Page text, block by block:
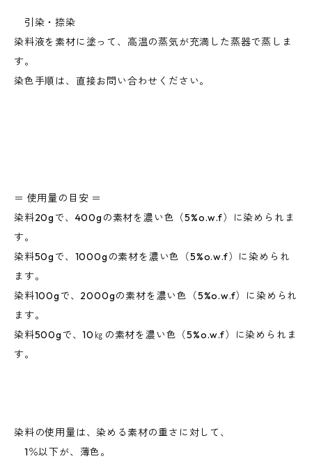
引染・捺染
染料液を素材に塗って、高温の蒸気が充満した蒸器で蒸しま
す。
染色手順は、直接お問い合わせください。
＝ 使用量の目安 ＝
染料20gで、400gの素材を濃い色（5%o.w.f）に染められま
す。
染料50gで、1000gの素材を濃い色（5%o.w.f）に染められ
ます。
染料100gで、2000gの素材を濃い色（5%o.w.f）に染められ
ます。
染料500gで、10㎏の素材を濃い色（5%o.w.f）に染められま
す。
染料の使用量は、染める素材の重さに対して、
1％以下が、薄色。